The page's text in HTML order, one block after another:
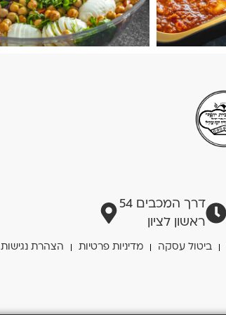
דרך המכבים 54
ראשון לציון
ביטול עסקה מדיניות פרטיות הצהרת נגישות